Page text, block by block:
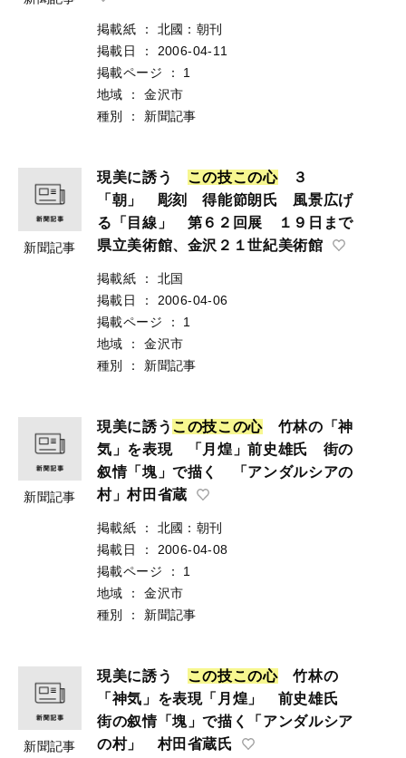
掲載紙 ：
北國：朝刊
掲載日
：
2006-04-11
掲載ページ
：
1
地域
：
金沢市
種別
： 新聞記事
新聞記事
現美に誘う この技この心３
「朝」 彫刻 得能節朗氏 風景広げ
る「目線」 第６２回展 １９日まで
県立美術館、金沢２１世紀美術館
掲載紙 ：
北国
掲載日
：
2006-04-06
掲載ページ
：
1
地域
：
金沢市
種別
： 新聞記事
新聞記事
現美に誘う こ の技こ の心 竹林の「神
気」を表現 「月煌」前史雄氏 街の
叙情「塊」で描く 「アンダルシアの
村」村田省蔵
掲載紙 ：
北國：朝刊
掲載日
：
2006-04-08
掲載ページ
：
1
地域
：
金沢市
種別
： 新聞記事
新聞記事
現美に誘う この技この心竹林の
「神気」を表現「月煌」 前史雄氏
街の叙情「塊」で描く「アンダルシア
の村」 村田省蔵氏